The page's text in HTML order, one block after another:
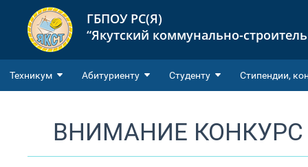
ГБПОУ РС(Я)
“Якутский коммунально-
Техникум Абитуриенту Студенту Cтипендии,
ВНИМАНИЕ КОНКУРС